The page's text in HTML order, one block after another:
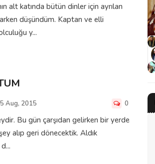
alt katında bütün dinler için ayrılan
düşündüm. Kaptan ve elli
y...
Aug, 2015 0
Bu gün çarşıdan gelirken bir yerde
alıp geri dönecektik. Aldık